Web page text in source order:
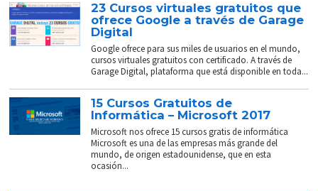
23 Cursos virtuales gratuitos que
ofrece Google a través de Garage
Digital
Google ofrece para sus miles de usuarios en el mundo,
cursos virtuales gratuitos con certificado. A través de
Garage Digital, plataforma que está disponible en toda...
15 Cursos Gratuitos de
Informática – Microsoft 2017
Microsoft nos ofrece 15 cursos gratis de informática
Microsoft es una de las empresas más grande del
mundo, de origen estadounidense, que en esta
ocasión...